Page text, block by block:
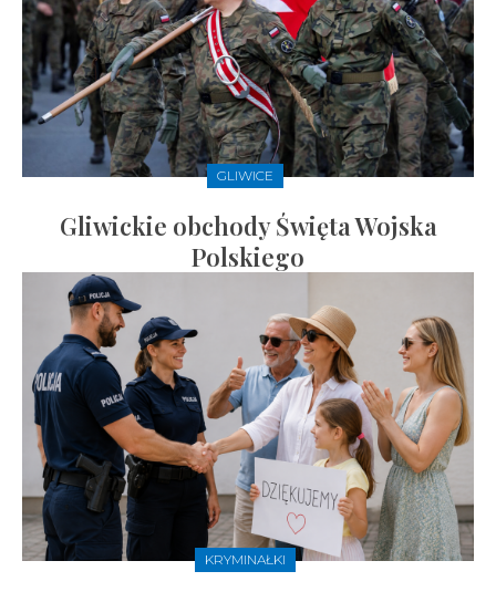
GLIWICE
Gliwickie obchody Święta Wojska
Polskiego
KRYMINAŁKI